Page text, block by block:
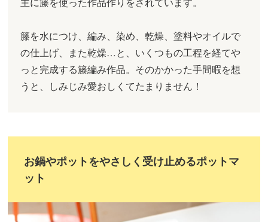
籐を水につけ、編み、染め、乾燥、塗料やオイルで
の仕上げ、また乾燥…と、いくつもの工程を経てや
っと完成する籐編み作品。そのかかった手間暇を想
うと、しみじみ愛おしくてたまりません！
お鍋やポットをやさしく受け止めるポットマ
ット